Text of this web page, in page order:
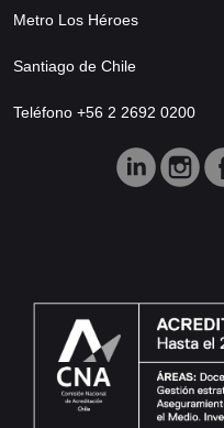
Metro Los Héroes
Santiago de Chile
Teléfono +56 2 2692 0200